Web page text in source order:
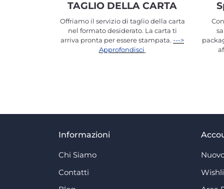
TAGLIO DELLA CARTA
Offriamo il servizio di taglio della carta
nel formato desiderato. La carta ti
arriva pronta per essere stampata. --->
Approfondisci
Informazioni
Chi Siamo
Contatti